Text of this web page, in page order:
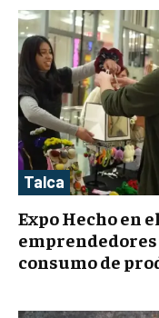
Talca
Expo Hecho en
consumo de